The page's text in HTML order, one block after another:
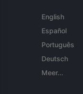
English
Español
Português
Deutsch
Meer...